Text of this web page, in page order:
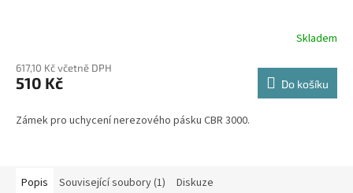
Skladem
617,10 Kč včetně DPH
510 Kč Do košíku
Zámek pro uchycení nerezového pásku CBR 3000.
Popis Související soubory (1) Diskuze